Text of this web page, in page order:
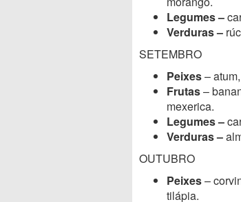
Legumes –
Verduras –
SETEMBRO
Peixes–
Frutas–
mexerica.
Legumes –
Verduras –
OUTUBRO
Peixes–
tilápia.